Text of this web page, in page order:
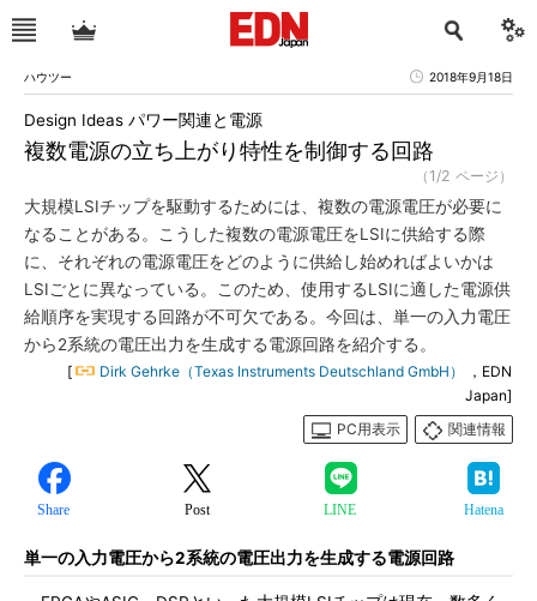
ハウツー 2018年9月18日
複数電源の立ち上がり特性を制御する回路
Design Ideas パワー関連と電源
（1/2 ページ）
大規模LSIチップを駆動するためには、複数の電源電圧が必要に
なることがある。こうした複数の電源電圧をLSIに供給する際
に、それぞれの電源電圧をどのように供給し始めればよいかは
LSIごとに異なっている。このため、使用するLSIに適した電源供
給順序を実現する回路が不可欠である。今回は、単一の入力電圧
から2系統の電圧出力を生成する電源回路を紹介する。
[ Dirk Gehrke（Texas Instruments Deutschland GmbH）
，EDN
Japan]
PC用表示
関連情報
Share Post LINE Hatena
単一の入力電圧から2系統の電圧出力を生成する電源回路